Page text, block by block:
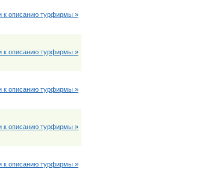
к описанию турфирмы »
к описанию турфирмы »
к описанию турфирмы »
к описанию турфирмы »
к описанию турфирмы »